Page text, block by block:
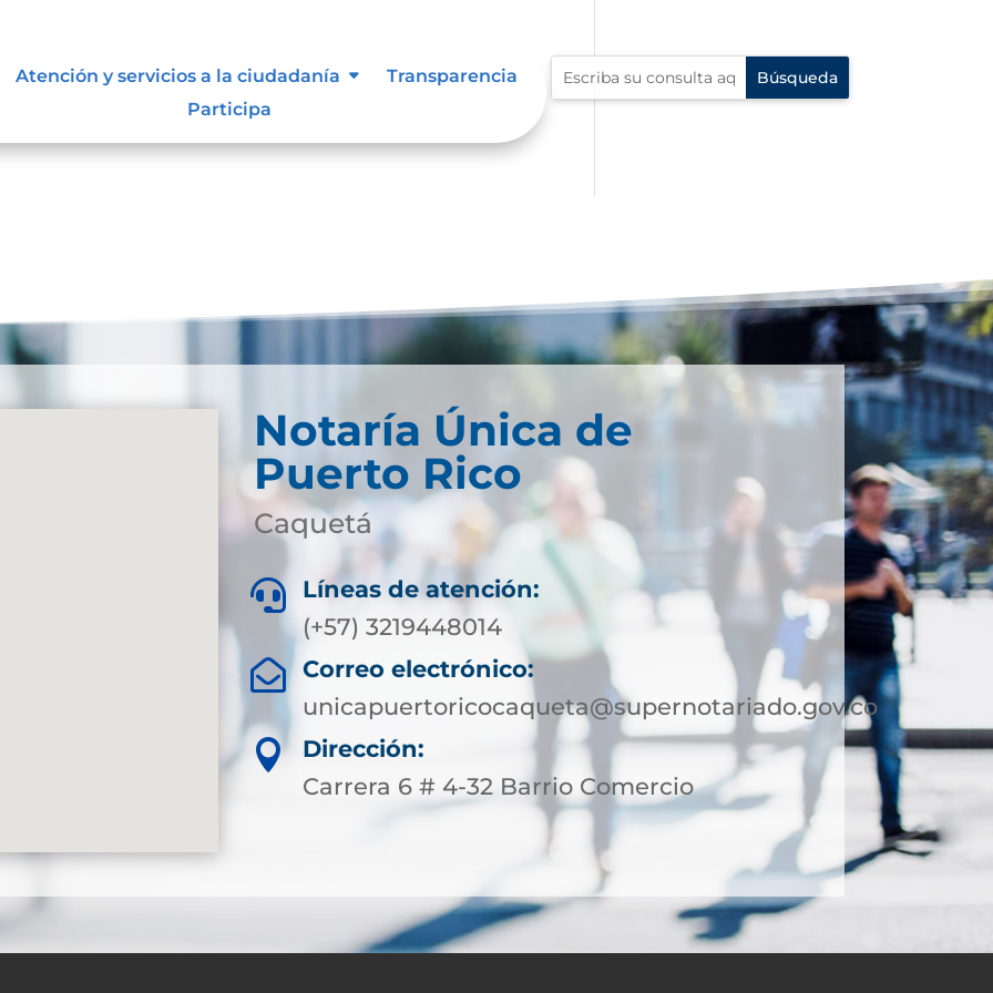
Atención y servicios a la ciudadanía
Transparencia
Participa
les aplique de interés.
Notaría Única de
Puerto Rico
Caquetá

Líneas de atención:
(+57) 3219448014

Correo electrónico:
unicapuertoricocaqueta@supernotariado.gov.co

Dirección:
Carrera 6 # 4-32 Barrio Comercio